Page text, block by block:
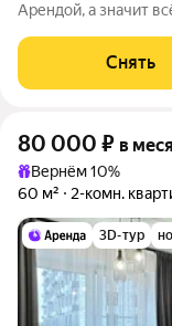
Арендой, а значит
проживания. Мы можем
же детально,
Снять
80 000 ₽ в
Вернём 10%
60 м²
2-комн.
3D-тур